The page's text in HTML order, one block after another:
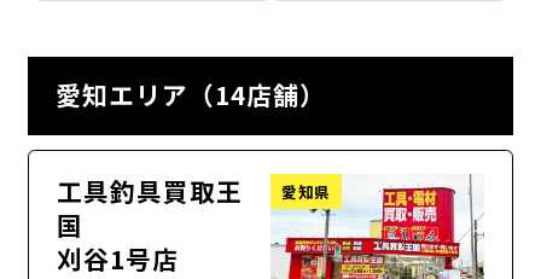
愛知エリア（14店舗）
工具釣具買取王
国
刈谷1号店
愛知県